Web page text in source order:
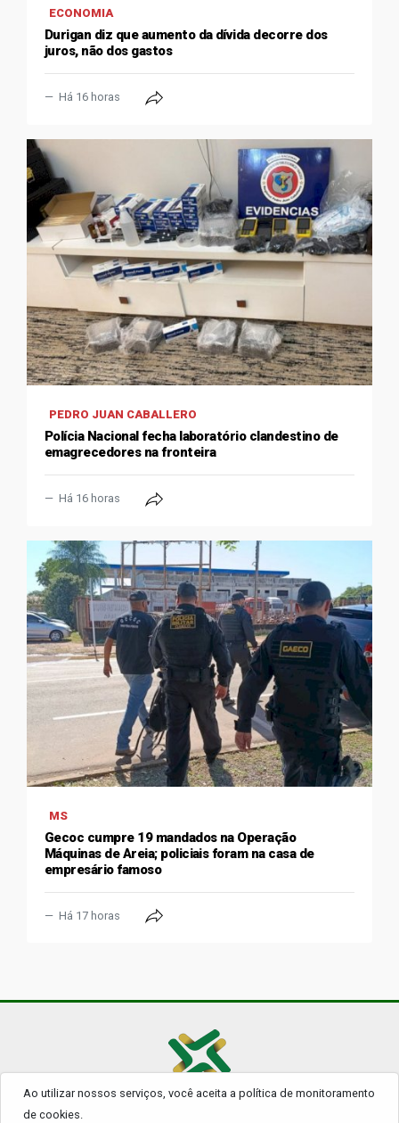
ECONOMIA
Durigan diz que aumento da dívida decorre dos
juros, não dos gastos
Há 16 horas
PEDRO JUAN CABALLERO
Polícia Nacional fecha laboratório clandestino de
emagrecedores na fronteira
Há 16 horas
MS
Gecoc cumpre 19 mandados na Operação
Máquinas de Areia; policiais foram na casa de
empresário famoso
Há 17 horas
Ao utilizar nossos serviços, você aceita a política de monitoramento
de cookies.
© 2026 - Todos os Direitos Reservados.